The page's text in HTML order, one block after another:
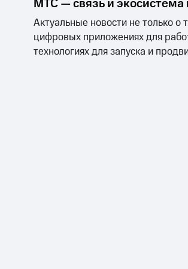
МТС — связь и
Актуальные новости не только о
цифровых приложениях для
технологиях для запуска и